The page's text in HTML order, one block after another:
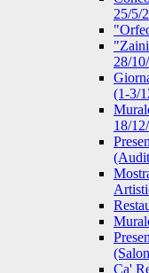
25/5/
28/
(1-3/
18/
Ca'